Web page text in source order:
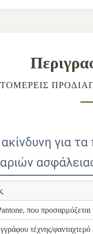
για
που προσαρμόζεται
τέχνης/